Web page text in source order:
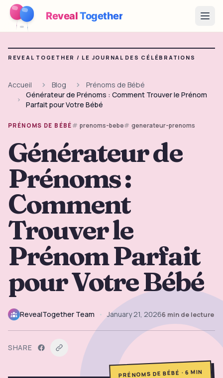
RevealTogether
Fonctionnement
Jeux
Blog
Tarifs
Préparer la fête
Jeux, imprimables et idées pratiques gratuits
Kit à imprimer gratuit
Outils Gratuits
Thèmes 12
Connexion
Commencer
🇫🇷 🇪🇸ES
REVEAL TOGETHER / LE JOURNAL DES CÉLÉBRATIONS
Accueil Blog
Prénoms de Bébé
Générateur de Prénoms : Comment Trouver le Prénom
Parfait pour Votre Bébé
PRÉNOMS DE BÉBÉ prenoms-bebe generateur-prenoms
Générateur de
Prénoms :
Comment
Trouver le
Prénom Parfait
pour Votre Bébé
RevealTogether Team • January 21, 20266 min de lecture
SHARE
PRÉNOMS DE BÉBÉ · 6 MIN